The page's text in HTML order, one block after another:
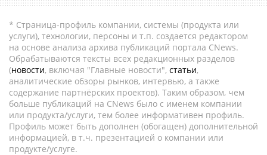
* Страница-профиль компании, системы (продукта или
услуги), технологии, персоны и т.п. создается редактором
на основе анализа архива публикаций портала CNews.
Обрабатываются тексты всех редакционных разделов
(новости, включая "Главные новости", статьи,
аналитические обзоры рынков, интервью, а также
содержание партнёрских проектов). Таким образом, чем
больше публикаций на CNews было с именем компании
или продукта/услуги, тем более информативен профиль.
Профиль может быть дополнен (обогащен) дополнительной
информацией, в т.ч. презентацией о компании или
продукте/услуге.